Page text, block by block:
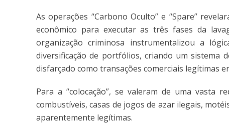
As operações “Carbono Oculto” e “Spare”
econômico para executar as três fases da
organização criminosa instrumentalizou a
diversificação de portfólios, criando um sistema
disfarçado como transações comerciais legítimas
Para a “colocação”, se valeram de uma vasta
combustíveis, casas de jogos de azar ilegais,
aparentemente legítimas.